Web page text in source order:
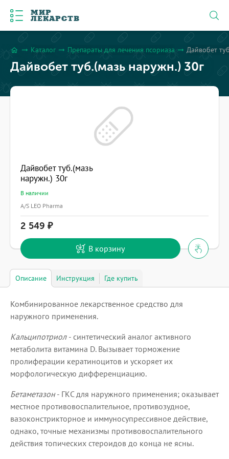
МИР
ЛЕКАРСТВ
home arrow_right_alt Каталог arrow_right_alt Препараты для лечения псориаза arrow_right_alt Дайвобет
Дайвобет туб.(мазь наружн.) 30г
Дайвобет туб.(мазь
наружн.) 30г
В наличии
A/S LEO Pharma
2 549
В корзину
Описание Инструкция Где купить
Комбинированное лекарственное средство для
наружного применения.
Кальципотриол - синтетический аналог активного
метаболита витамина D. Вызывает торможение
пролиферации кератиноцитов и ускоряет их
морфологическую дифференциацию.
Бетаметазон- ГКС для наружного применения; оказывает
местное противовоспалительное, противозудное,
вазоконстрикторное и иммуносупрессивное действие,
однако, точные механизмы противовоспалительного
действия топических стероидов до конца не ясны.